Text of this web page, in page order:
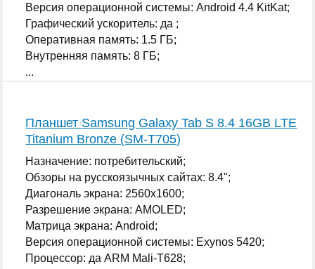
Версия операционной системы: Android 4.4 KitKat;
Графический ускоритель: да ;
Оперативная память: 1.5 ГБ;
Внутренняя память: 8 ГБ;
...
Планшет Samsung Galaxy Tab S 8.4 16GB LTE
Titanium Bronze (SM-T705)
Назначение: потребительский;
Обзоры на русскоязычных сайтах: 8.4";
Диагональ экрана: 2560x1600;
Разрешение экрана: AMOLED;
Матрица экрана: Android;
Версия операционной системы: Exynos 5420;
Процессор: да ARM Mali-T628;